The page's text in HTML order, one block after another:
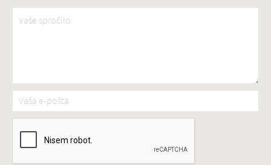
Vaše spročilo*
Vaša e-pošta*